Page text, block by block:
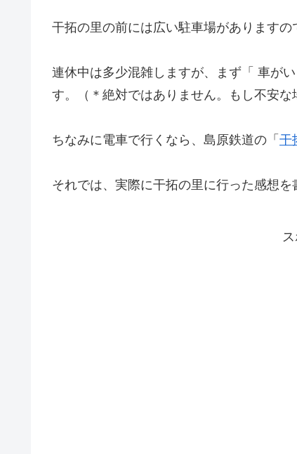
干拓の里の前には広い駐車場がありますの
連休中は多少混雑しますが、まず「 車が
す。（＊絶対ではありません。もし不安
ちなみに電車で行くなら、島原鉄道の「干
それでは、実際に干拓の里に行った感想を